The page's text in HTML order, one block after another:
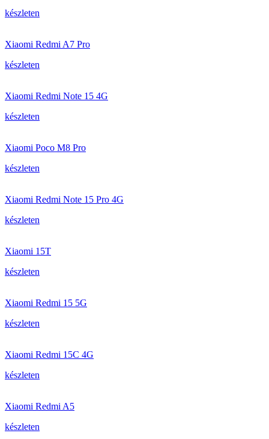
készleten
Xiaomi Redmi A7 Pro
készleten
Xiaomi Redmi Note 15 4G
készleten
Xiaomi Poco M8 Pro
készleten
Xiaomi Redmi Note 15 Pro 4G
készleten
Xiaomi 15T
készleten
Xiaomi Redmi 15 5G
készleten
Xiaomi Redmi 15C 4G
készleten
Xiaomi Redmi A5
készleten